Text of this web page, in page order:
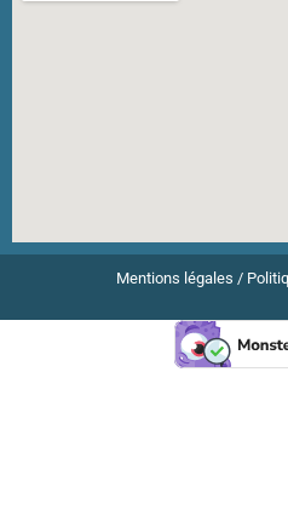
Mentions légales /